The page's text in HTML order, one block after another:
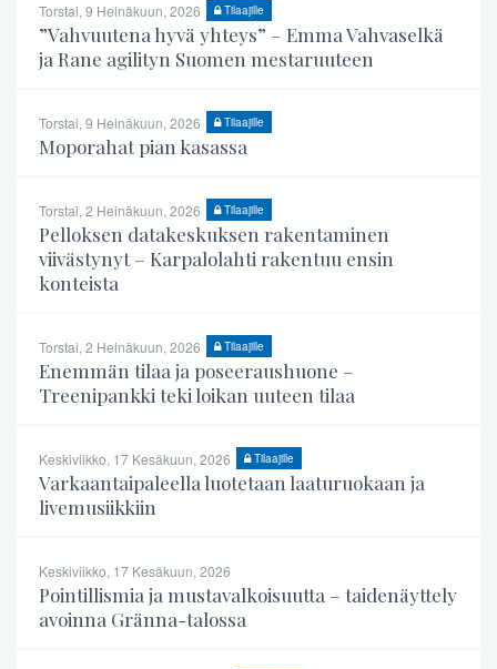
Torstai, 9 Heinäkuun, 2026 Tilaajille
”Vahvuutena hyvä yhteys” – Emma Vahvaselkä
ja Rane agilityn Suomen mestaruuteen
Torstai, 9 Heinäkuun, 2026 Tilaajille
Moporahat pian kasassa
Torstai, 2 Heinäkuun, 2026 Tilaajille
Pelloksen datakeskuksen rakentaminen
viivästynyt – Karpalolahti rakentuu ensin
konteista
Torstai, 2 Heinäkuun, 2026 Tilaajille
Enemmän tilaa ja poseeraushuone –
Treenipankki teki loikan uuteen tilaa
Keskiviikko, 17 Kesäkuun, 2026 Tilaajille
Varkaantaipaleella luotetaan laaturuokaan ja
livemusiikkiin
Keskiviikko, 17 Kesäkuun, 2026
Pointillismia ja mustavalkoisuutta – taidenäyttely
avoinna Gränna-talossa